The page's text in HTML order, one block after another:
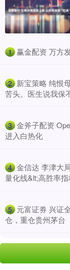
1 赢金配资 万方
2 新宝策略 纯恨
苦头。医生说我保
3 金斧子配资
进入白热化
4 金信达 李津大
量化线&lt;高胜率指
5 元富证券 兴证
仓，重仓贵州茅台